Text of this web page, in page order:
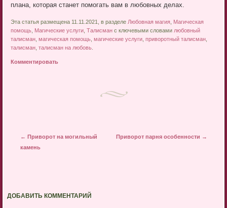
плана, которая станет помогать вам в любовных делах.
Эта статья размещена 11.11.2021, в разделе Любовная магия Магическая
помощь Магические услуги ,Талисман с ключевыми словами любовный
талисман ,магическая помощь ,магические услуги ,приворотный талисман
талисман ,талисман на любовь
Комментировать
Post navigation
← Приворот на могильный
камень
Приворот парня особенности →
ДОБАВИТЬ КОММЕНТАРИЙ